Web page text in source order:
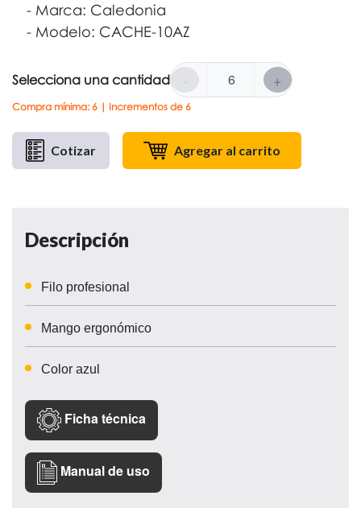
Marca: Caledonia
Modelo: CACHE-10AZ
Selecciona una cantidad +
Compra mínima: 6 | Incrementos de 6
Cotizar Agregar al carrito
Descripción
Filo profesional
Mango ergonómico
Color azul
Ficha técnica
Manual de uso